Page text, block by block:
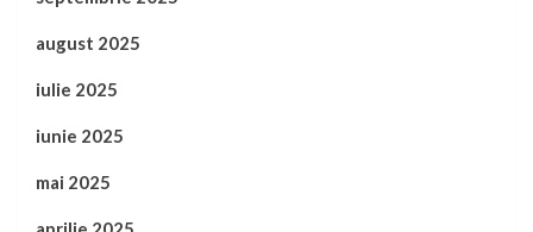
august 2025
iulie 2025
iunie 2025
mai 2025